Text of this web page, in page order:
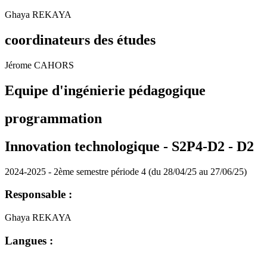
Ghaya REKAYA
coordinateurs des études
Jérome CAHORS
Equipe d'ingénierie pédagogique
programmation
Innovation technologique - S2P4-D2 - D2
2024-2025 - 2ème semestre période 4 (du 28/04/25 au 27/06/25)
Responsable :
Ghaya REKAYA
Langues :